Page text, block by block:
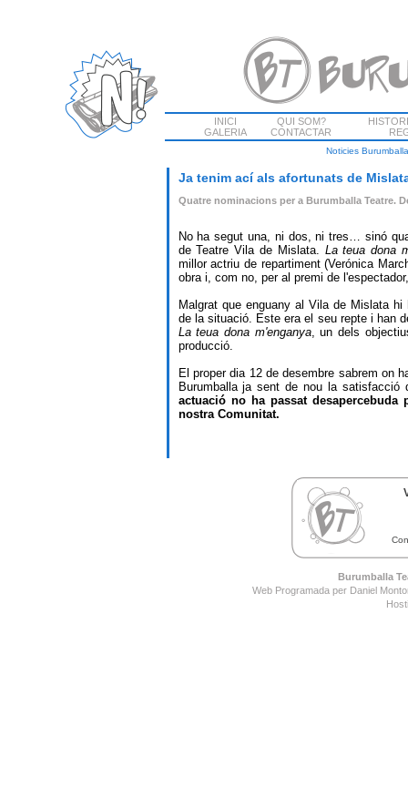
INICI QUI SOM?
GALERIA
CONTACTAR
Noticies Burumballa
Ja tenim ací als afortunats de
Quatre nominacions per a Burumballa Teatre.
No ha segut una, ni dos, ni tres… sinó
de Teatre Vila de Mislata. La teua dona
millor actriu de repartiment (Verónica
obra i, com no, per al premi de
Malgrat que enguany al Vila de Mislata
de la situació. Este era el seu repte i han
La teua dona m'enganya, un dels
producció.
El proper dia 12 de desembre sabrem on
Burumballa ja sent de nou la
actuació no ha passat
nostra Comunitat.
Burumballa
Web Programada per Daniel